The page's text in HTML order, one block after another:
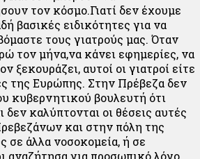
τον κόσμο.Γιατί δεν έχουμε
βασικές ειδικότητες για να
τους γιατρούς μας. Όταν
τον μήνα,να κάνει εφημερίες, να
ξεκουράζει, αυτοί οι γιατροί είτε
της Ευρώπης. Στην Πρέβεζα δεν
κυβερνητικού βουλευτή ότι
δεν καλύπτονται οι θέσεις αυτές
και στην πόλη της
σε άλλα νοσοκομεία, ή σε